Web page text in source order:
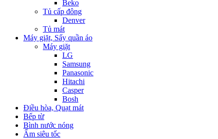
Beko
Tủ cấp đông
Denver
Tủ mát
Máy giặt, Sấy quần áo
Máy giặt
LG
Samsung
Panasonic
Hitachi
Casper
Bosh
Điều hòa, Quạt mát
Bếp từ
Bình nước nóng
Ấm siêu tốc